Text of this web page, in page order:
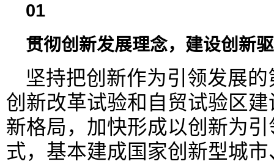
01
贯彻创新发展理念，建设创新
坚持把创新作为引领发展
创新改革试验和自贸试验区建
新格局，加快形成以创新为
式，基本建成国家创新型城